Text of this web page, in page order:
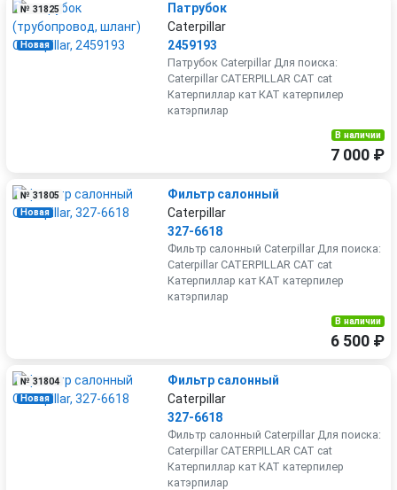
Новая
№ 31825
Патрубок
Caterpillar
2459193
Патрубок Caterpillar Для поиска:
Caterpillar CATERPILLAR CAT cat
Катерпиллар кат КАТ катерпилер
катэрпилар
В наличии
7 000 ₽
Новая
№ 31805
Фильтр салонный
Caterpillar
327-6618
Фильтр салонный Caterpillar Для поиска:
Caterpillar CATERPILLAR CAT cat
Катерпиллар кат КАТ катерпилер
катэрпилар
В наличии
6 500 ₽
Новая
№ 31804
Фильтр салонный
Caterpillar
327-6618
Фильтр салонный Caterpillar Для поиска:
Caterpillar CATERPILLAR CAT cat
Катерпиллар кат КАТ катерпилер
катэрпилар